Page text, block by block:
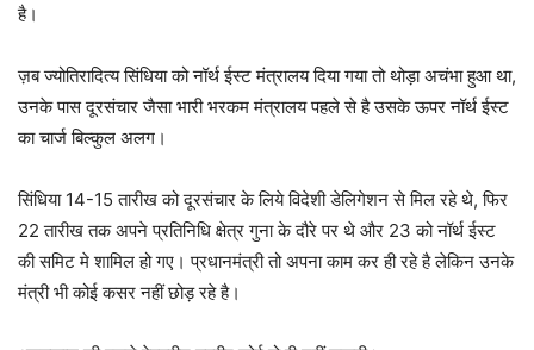
है।
ज़ब ज्योतिरादित्य सिंधिया को नॉर्थ ईस्ट मंत्रालय दिया गया तो थोड़ा अचंभा हुआ था,
उनके पास दूरसंचार जैसा भारी भरकम मंत्रालय पहले से है उसके ऊपर नॉर्थ ईस्ट
का चार्ज बिल्कुल अलग।
सिंधिया 14-15 तारीख को दूरसंचार के लिये विदेशी डेलिगेशन से मिल रहे थे, फिर
22 तारीख तक अपने प्रतिनिधि क्षेत्र गुना के दौरे पर थे और 23 को नॉर्थ ईस्ट
की समिट मे शामिल हो गए। प्रधानमंत्री तो अपना काम कर ही रहे है लेकिन उनके
मंत्री भी कोई कसर नहीं छोड़ रहे है।